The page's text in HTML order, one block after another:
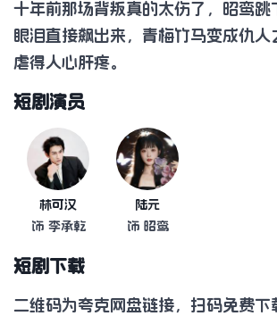
十年前那场背叛真的太伤了，昭鸾跳
眼泪直接飙出来，青梅竹马变成仇人
虐得人心肝疼。
短剧演员
林可汉
饰 李承乾
陆元
饰 昭鸾
短剧下载
二维码为夸克网盘链接，扫码免费下